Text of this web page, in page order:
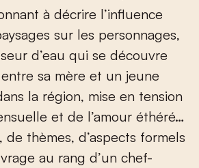
à décrire l’influence
sur les personnages,
d’eau qui se découvre
sa mère et un jeune
la région, mise en tension
et de l’amour éthéré…
thèmes, d’aspects formels
au rang d’un chef-